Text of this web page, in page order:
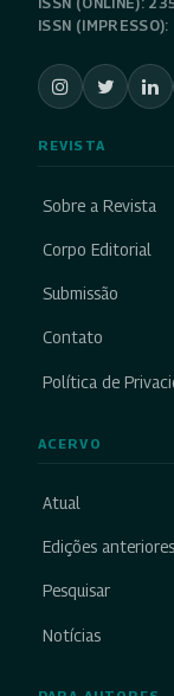
ISSN
REVISTA
Sobre a Revista
Corpo Editorial
Submissão
Contato
Política de
ACERVO
Atual
Edições anteriores
Pesquisar
Notícias